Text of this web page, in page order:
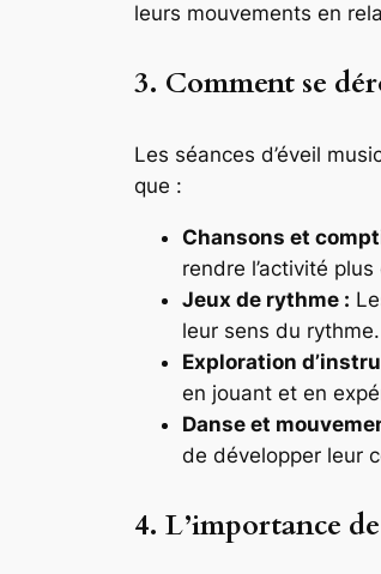
leurs mouvements en
3. Comment se
Les séances d’éveil
que :
Chansons et
rendre l’activité
Jeux de rythme :
leur sens du rythme.
Exploration
en jouant et en
Danse et
de développer leur
4. L’importance